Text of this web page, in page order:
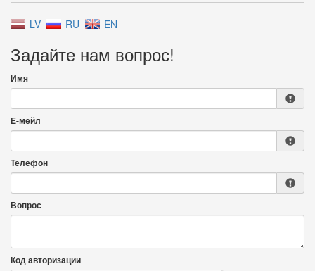
LV RU EN
Задайте нам вопрос!
Имя
Е-мейл
Телефон
Вопрос
Код авторизации